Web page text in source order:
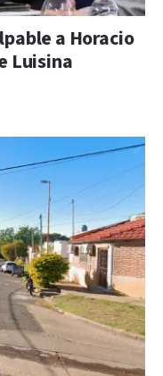
a Horacio
Luisina